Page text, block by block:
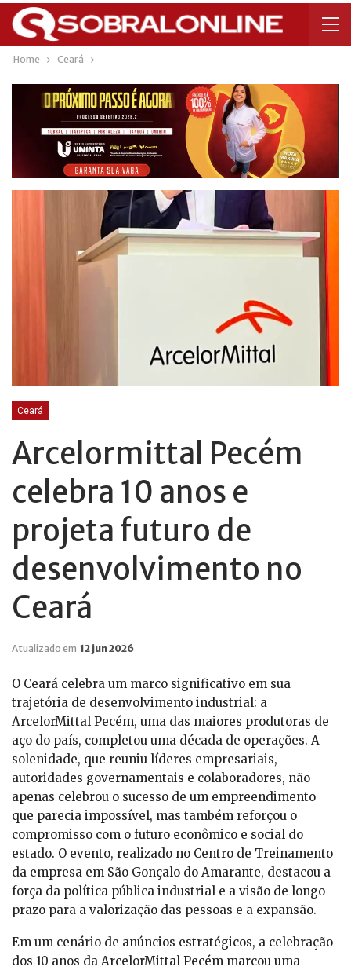
Home Ceará
Ceará
Arcelormittal Pecém
celebra 10 anos e
projeta futuro de
desenvolvimento no
Ceará
Atualizado em 12 jun 2026
O Ceará celebra um marco significativo em sua
trajetória de desenvolvimento industrial: a
ArcelorMittal Pecém, uma das maiores produtoras de
aço do país, completou uma década de operações. A
solenidade, que reuniu líderes empresariais,
autoridades governamentais e colaboradores, não
apenas celebrou o sucesso de um empreendimento
que parecia impossível, mas também reforçou o
compromisso com o futuro econômico e social do
estado. O evento, realizado no Centro de Treinamento
da empresa em São Gonçalo do Amarante, destacou a
força da política pública industrial e a visão de longo
prazo para a valorização das pessoas e a expansão.
Em um cenário de anúncios estratégicos, a celebração
dos 10 anos da ArcelorMittal Pecém marcou uma